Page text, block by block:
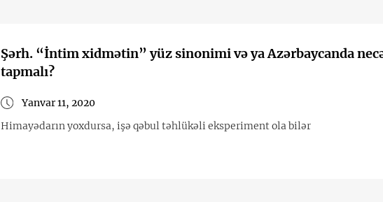
Şərh. “İntim xidmətin” yüz sinonimi və ya Azərbaycanda
tapmalı?
Yanvar 11, 2020
Himayədarın yoxdursa, işə qəbul təhlükəli eksperiment ola bilər